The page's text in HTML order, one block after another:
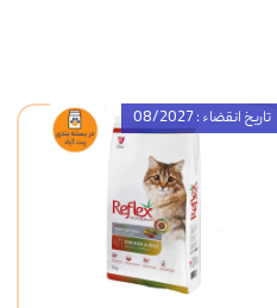
تاریخ انقضاء : 08/2027